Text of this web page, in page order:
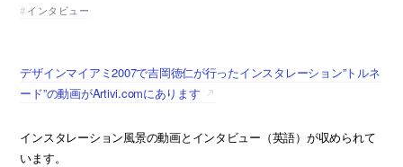
インタビュー
デザインマイアミ2007で吉岡徳仁が行ったインスタレーション”トルネ
ード”の動画がArtivi.comにあります
インスタレーション風景の動画とインタビュー（英語）が収められて
います。